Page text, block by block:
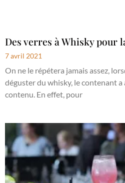
Des verres à Whisky pour
7 avril 2021
On ne le répétera jamais assez,
déguster du whisky, le contenant
contenu. En effet, pour